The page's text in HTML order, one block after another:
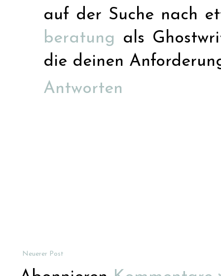
auf der Suche nach
beratung als
die deinen
Antworten
Neuerer Post